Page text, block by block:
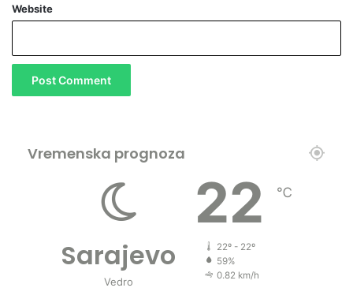
Website
Vremenska prognoza
Sarajevo
Vedro
22 ℃
22º - 22º
59%
0.82 km/h